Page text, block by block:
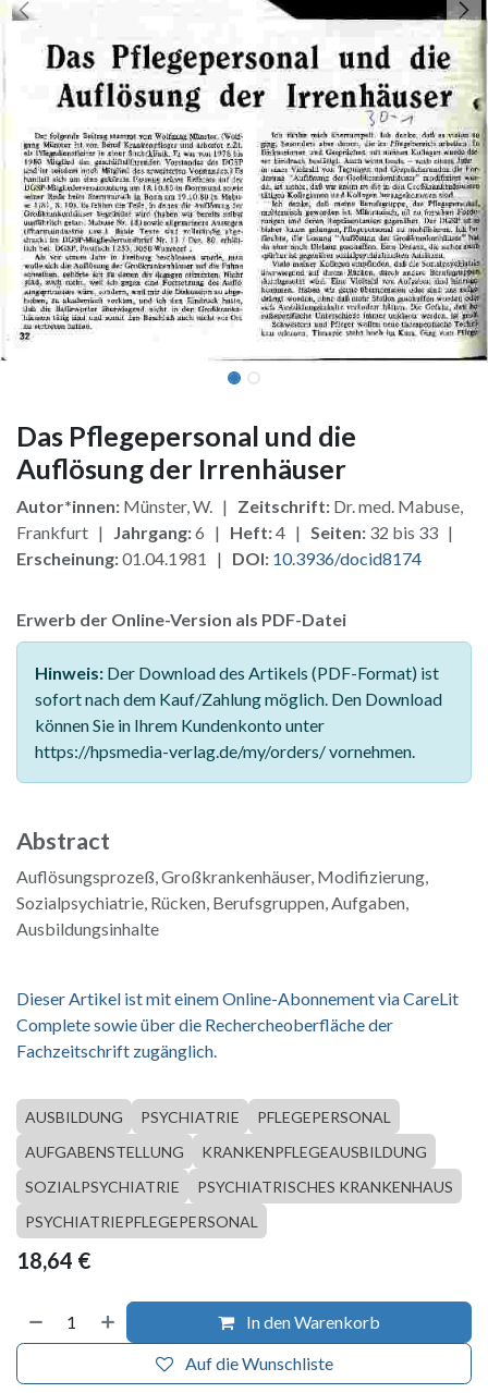
Das Pflegepersonal und die
Auflösung der Irrenhäuser
Autor*innen: Münster, W. | Zeitschrift: Dr. med. Mabuse,
Frankfurt | Jahrgang:6 | Heft:4 | Seiten: 32 bis 33 |
Erscheinung:01.04.1981 | DOI: 10.3936/docid8174
Erwerb der Online-Version als PDF-Datei
Hinweis: Der Download des Artikels (PDF-Format) ist
sofort nach dem Kauf/Zahlung möglich. Den Download
können Sie in Ihrem Kundenkonto unter
https://hpsmedia-verlag.de/my/orders/ vornehmen.
Abstract
Auflösungsprozeß, Großkrankenhäuser, Modifizierung,
Sozialpsychiatrie, Rücken, Berufsgruppen, Aufgaben,
Ausbildungsinhalte
Dieser Artikel ist mit einem Online-Abonnement via CareLit
Complete sowie über die Rechercheoberfläche der
Fachzeitschrift zugänglich.
AUSBILDUNG PSYCHIATRIE
PFLEGEPERSONAL
AUFGABENSTELLUNG
KRANKENPFLEGEAUSBILDUNG
SOZIALPSYCHIATRIE
PSYCHIATRISCHES KRANKENHAUS
PSYCHIATRIEPFLEGEPERSONAL
18,64 €
In den Warenkorb
Auf die Wunschliste